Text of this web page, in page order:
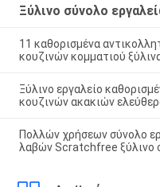
Ξύλινο σύνολο
11 καθορισμένα
κουζινών κομματιού
Ξύλινο εργαλείο
κουζινών ακακιών
Πολλών χρήσεων σύνολο
λαβών Scratchfree ξύλινο